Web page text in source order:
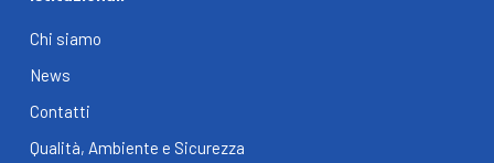
Chi siamo
News
Contatti
Qualità, Ambiente e Sicurezza